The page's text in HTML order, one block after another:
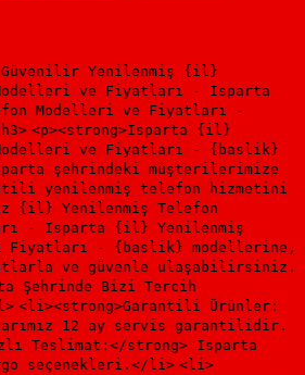
Güvenilir Yenilenmiş {il}
ve Fiyatları - Isparta
Modelleri ve Fiyatları -
<p><strong>Isparta {il}
ve Fiyatları - {baslik}
şehrindeki müşterilerimize
yenilenmiş telefon hizmetini
{il} Yenilenmiş Telefon
- Isparta {il} Yenilenmiş
Fiyatları - {baslik} modellerine,
ve güvenle ulaşabilirsiniz.
Şehrinde Bizi Tercih
<li><strong>Garantili Ürünler:
12 ay servis garantilidir.
Teslimat:</strong> Isparta
seçenekleri.</li> <li>